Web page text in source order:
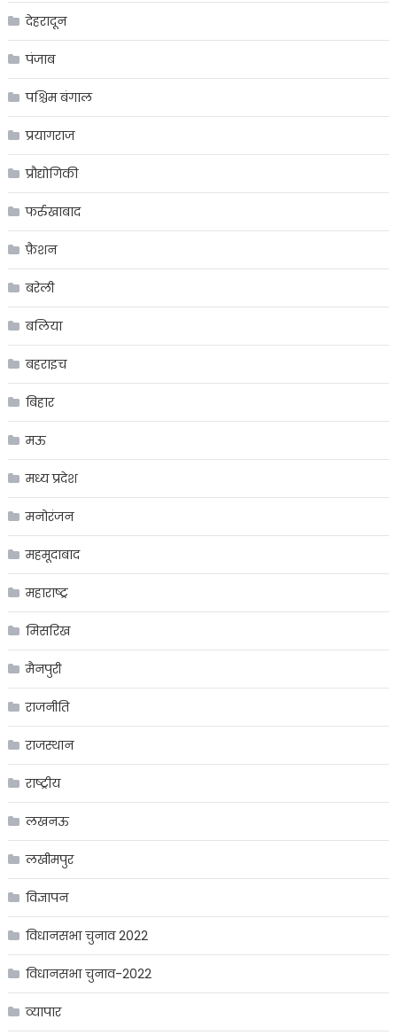
देहरादून
पंजाब
पश्चिम बंगाल
प्रयागराज
प्रौद्योगिकी
फर्रुखाबाद
फ़ैशन
बरेली
बलिया
बहराइच
बिहार
मऊ
मध्य प्रदेश
मनोरंजन
महमूदाबाद
महाराष्ट्र
मिसरिख
मैनपुरी
राजनीति
राजस्थान
राष्ट्रीय
लखनऊ
लखीमपुर
विज्ञापन
विधानसभा चुनाव 2022
विधानसभा चुनाव-2022
व्यापार